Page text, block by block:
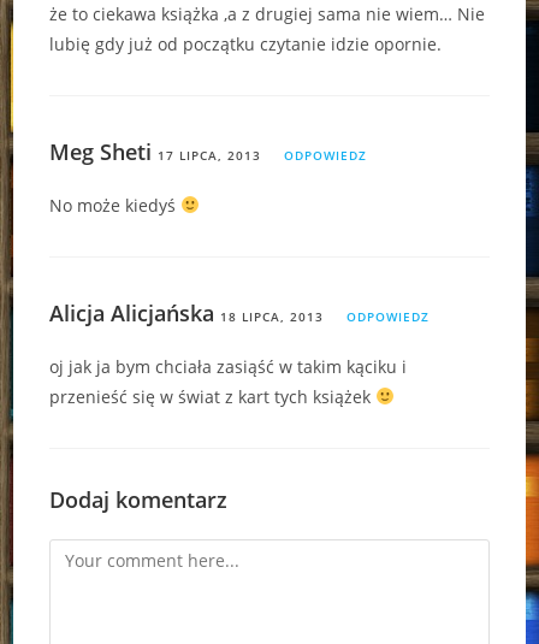
że to ciekawa książka ,a z drugiej sama nie wiem… Nie
lubię gdy już od początku czytanie idzie opornie.
Meg Sheti 17 LIPCA, 2013 ODPOWIEDZ
No może kiedyś
Alicja Alicjańska 18 LIPCA, 2013 ODPOWIEDZ
oj jak ja bym chciała zasiąść w takim kąciku i
przenieść się w świat z kart tych książek
Dodaj komentarz
Comment